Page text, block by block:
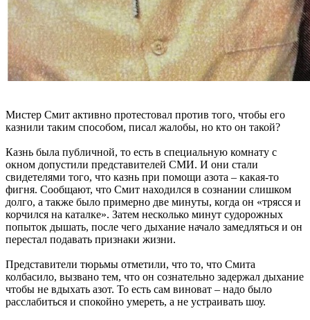
Мистер Смит активно протестовал против того, чтобы его
казнили таким способом, писал жалобы, но кто он такой?
Казнь была публичной, то есть в специальную комнату с
окном допустили представителей СМИ. И они стали
свидетелями того, что казнь при помощи азота – какая-то
фигня. Сообщают, что Смит находился в сознании слишком
долго, а также было примерно две минуты, когда он «трясся и
корчился на каталке». Затем несколько минут судорожных
попыток дышать, после чего дыхание начало замедляться и он
перестал подавать признаки жизни.
Представители тюрьмы отметили, что то, что Смита
колбасило, вызвано тем, что он сознательно задержал дыхание
чтобы не вдыхать азот. То есть сам виноват – надо было
расслабиться и спокойно умереть, а не устраивать шоу.